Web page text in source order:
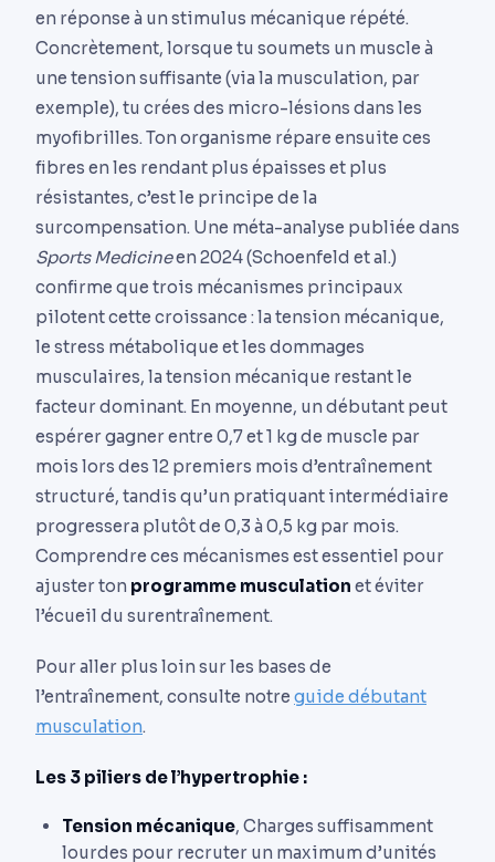
en réponse à un stimulus mécanique répété.
Concrètement, lorsque tu soumets un muscle à
une tension suffisante (via la musculation, par
exemple), tu crées des micro-lésions dans les
myofibrilles. Ton organisme répare ensuite ces
fibres en les rendant plus épaisses et plus
résistantes, c’est le principe de la
surcompensation. Une méta-analyse publiée dans
Sports Medicineen 2024 (Schoenfeld et al.)
confirme que trois mécanismes principaux
pilotent cette croissance : la tension mécanique,
le stress métabolique et les dommages
musculaires, la tension mécanique restant le
facteur dominant. En moyenne, un débutant peut
espérer gagner entre 0,7 et 1 kg de muscle par
mois lors des 12 premiers mois d’entraînement
structuré, tandis qu’un pratiquant intermédiaire
progressera plutôt de 0,3 à 0,5 kg par mois.
Comprendre ces mécanismes est essentiel pour
ajuster ton programme musculation et éviter
l’écueil du surentraînement.
Pour aller plus loin sur les bases de
l’entraînement, consulte notre guide débutant
musculation.
Les 3 piliers de l’hypertrophie :
Tension mécanique, Charges suffisamment
lourdes pour recruter un maximum d’unités